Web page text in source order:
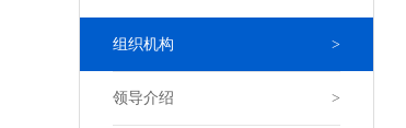
组织机构 >
领导介绍 >